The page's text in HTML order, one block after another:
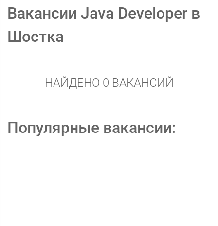
Вакансии Java Developer в
Шостка
НАЙДЕНО 0 ВАКАНСИЙ
Популярные вакансии: